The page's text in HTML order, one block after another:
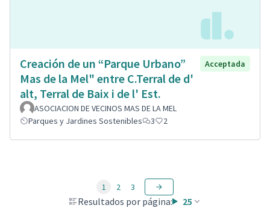
Creación de un “Parque Urbano”
Mas de la Mel" entre C.Terral de d'
alt, Terral de Baix i de l' Est.
Acceptada
ASOCIACION DE VECINOS MAS DE LA MEL
Parques y Jardines Sostenibles
3 2
Resultados por página: 25
1 2 3